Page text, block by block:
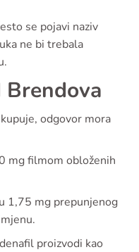
se pojavi naziv
ne bi trebala
Brendova
odgovor mora
mg filmom obloženih
1,75 mg prepunjenog
proizvodi kao